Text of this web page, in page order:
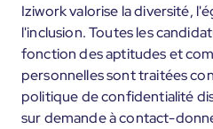
Iziwork valorise la diversité,
l'inclusion. Toutes les
fonction des aptitudes et
personnelles sont traitées
politique de confidentialité
sur demande à contact-